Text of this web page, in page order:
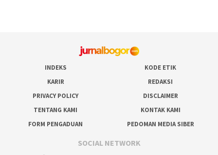
INDEKS
KODE ETIK
KARIR
REDAKSI
PRIVACY POLICY
DISCLAIMER
TENTANG KAMI
KONTAK KAMI
FORM PENGADUAN
PEDOMAN MEDIA SIBER
SOCIAL NETWORK